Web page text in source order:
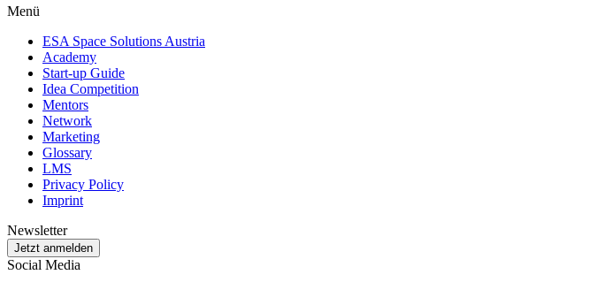
Menü
ESA Space Solutions Austria
Academy
Start-up Guide
Idea Competition
Mentors
Network
Marketing
Glossary
LMS
Privacy Policy
Imprint
Newsletter
Jetzt anmelden
Social Media